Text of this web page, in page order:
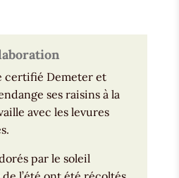
certifié Demeter et
ses raisins à la
avec les levures
par le soleil